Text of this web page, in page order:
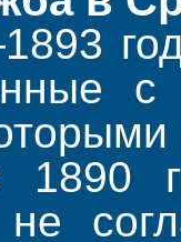
с